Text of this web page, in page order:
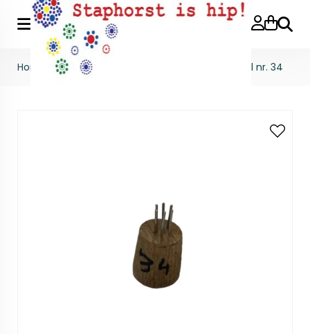
Home >Stempels Stempel nr. 34